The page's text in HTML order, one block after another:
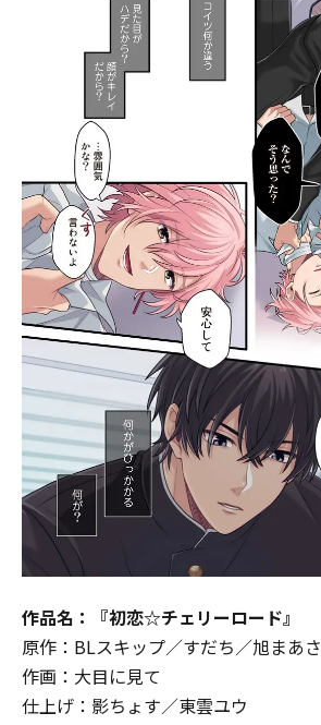
作品名：『初恋☆チェリーロード』
原作：BLスキップ／すだち／旭まあさ
作画：大目に見て
仕上げ：影ちょす／東雲ユウ